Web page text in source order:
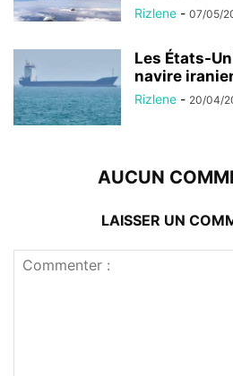
Rizlene - 07/05/
Les États-
navire
Rizlene - 20/04/
AUCUN
LAISSER UN